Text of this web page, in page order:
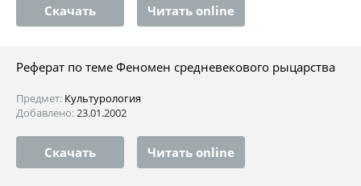
Скачать Читать online
Реферат по теме Феномен средневекового рыцарства
Предмет: Культурология
Добавлено:23.01.2002
Скачать Читать online